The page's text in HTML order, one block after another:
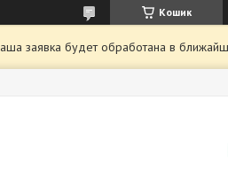
Кошик
заявка будет обработана в